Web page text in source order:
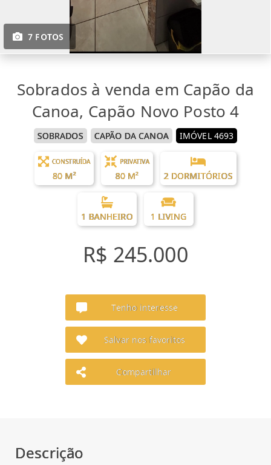
7 FOTOS
Sobrados à venda em Capão da
Canoa, Capão Novo Posto 4
SOBRADOS CAPÃO DA CANOA IMÓVEL 4693
CONSTRUÍDA
80 M²
PRIVATIVA
80 M² 2 DORMITÓRIOS
1 BANHEIRO 1 LIVING
R$ 245.000
Tenho interesse
Salvar nos favoritos
Compartilhar
Descrição